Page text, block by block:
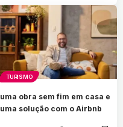
TURISMO
uma obra sem fim em casa e
uma solução com o Airbnb